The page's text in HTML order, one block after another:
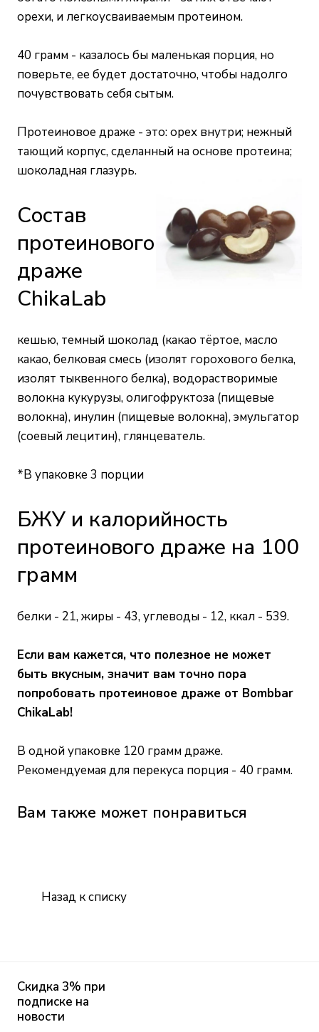
орехи, и легкоусваиваемым протеином.
40 грамм - казалось бы маленькая порция, но
поверьте, ее будет достаточно, чтобы надолго
почувствовать себя сытым.
Протеиновое драже - это: орех внутри; нежный
тающий корпус, сделанный на основе протеина;
шоколадная глазурь.
Состав
протеинового
драже
ChikaLab
кешью, темный шоколад (какао тёртое, масло
какао, белковая смесь (изолят горохового белка,
изолят тыквенного белка), водорастворимые
волокна кукурузы, олигофруктоза (пищевые
волокна), инулин (пищевые волокна), эмульгатор
(соевый лецитин), глянцеватель.
*В упаковке 3 порции
БЖУ и калорийность
протеинового драже на 100
грамм
белки - 21, жиры - 43, углеводы - 12, ккал - 539.
Если вам кажется, что полезное не может
быть вкусным, значит вам точно пора
попробовать протеиновое драже от Bombbar
ChikaLab!
В одной упаковке 120 грамм драже.
Рекомендуемая для перекуса порция - 40 грамм.
Вам также может понравиться
Назад к списку
Скидка 3% при
подписке на
новости